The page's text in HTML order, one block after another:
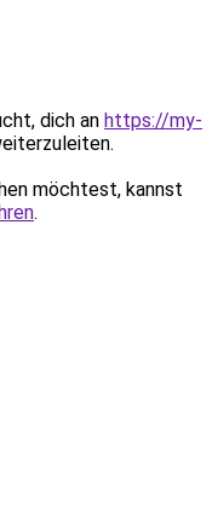
dich an https://my-
möchtest, kannst
.